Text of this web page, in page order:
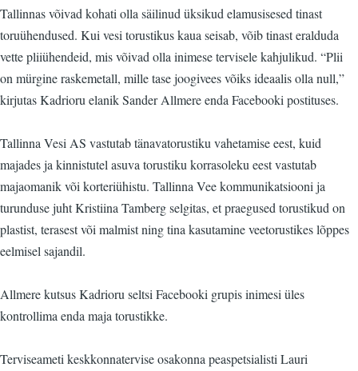
Tallinnas võivad kohati olla säilinud üksikud elamusisesed tinast
toruühendused. Kui vesi torustikus kaua seisab, võib tinast eralduda
vette pliiühendeid, mis võivad olla inimese tervisele kahjulikud. “Plii
on mürgine raskemetall, mille tase joogivees võiks ideaalis olla null,”
kirjutas Kadrioru elanik Sander Allmere enda Facebooki postituses.
Tallinna Vesi AS vastutab tänavatorustiku vahetamise eest, kuid
majades ja kinnistutel asuva torustiku korrasoleku eest vastutab
majaomanik või korteriühistu. Tallinna Vee kommunikatsiooni ja
turunduse juht Kristiina Tamberg selgitas, et praegused torustikud on
plastist, terasest või malmist ning tina kasutamine veetorustikes lõppes
eelmisel sajandil.
Allmere kutsus Kadrioru seltsi Facebooki grupis inimesi üles
kontrollima enda maja torustikke.
Terviseameti keskkonnatervise osakonna peaspetsialisti Lauri